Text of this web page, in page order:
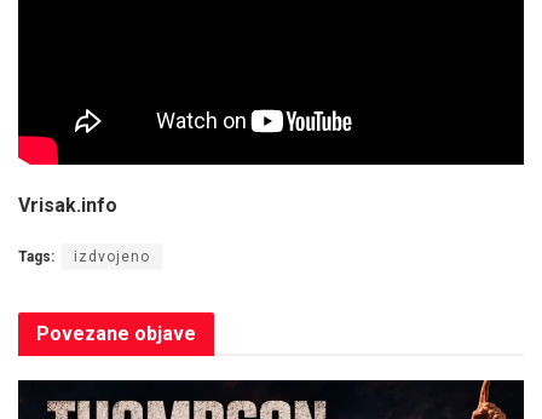
Vrisak.info
Tags: izdvojeno
Povezane objave